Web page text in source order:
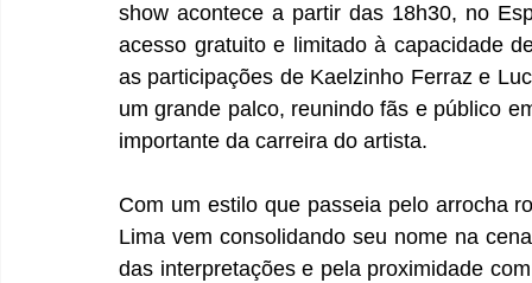
show acontece a partir das 18h30, no
acesso gratuito e limitado à capacidade
as participações de Kaelzinho Ferraz e
um grande palco, reunindo fãs e público
importante da carreira do artista.
Com um estilo que passeia pelo arrocha
Lima vem consolidando seu nome na
das interpretações e pela proximidade